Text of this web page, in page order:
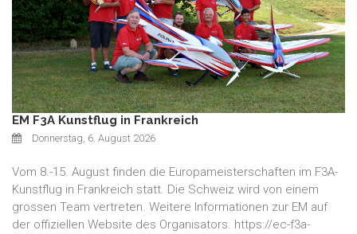
EM F3A Kunstflug in Frankreich
Donnerstag, 6. August 2026
Vom 8.-15. August finden die Europameisterschaften im F3A-
Kunstflug in Frankreich statt. Die Schweiz wird von einem
grossen Team vertreten. Weitere Informationen zur EM auf
der offiziellen Website des Organisators. https://ec-f3a-